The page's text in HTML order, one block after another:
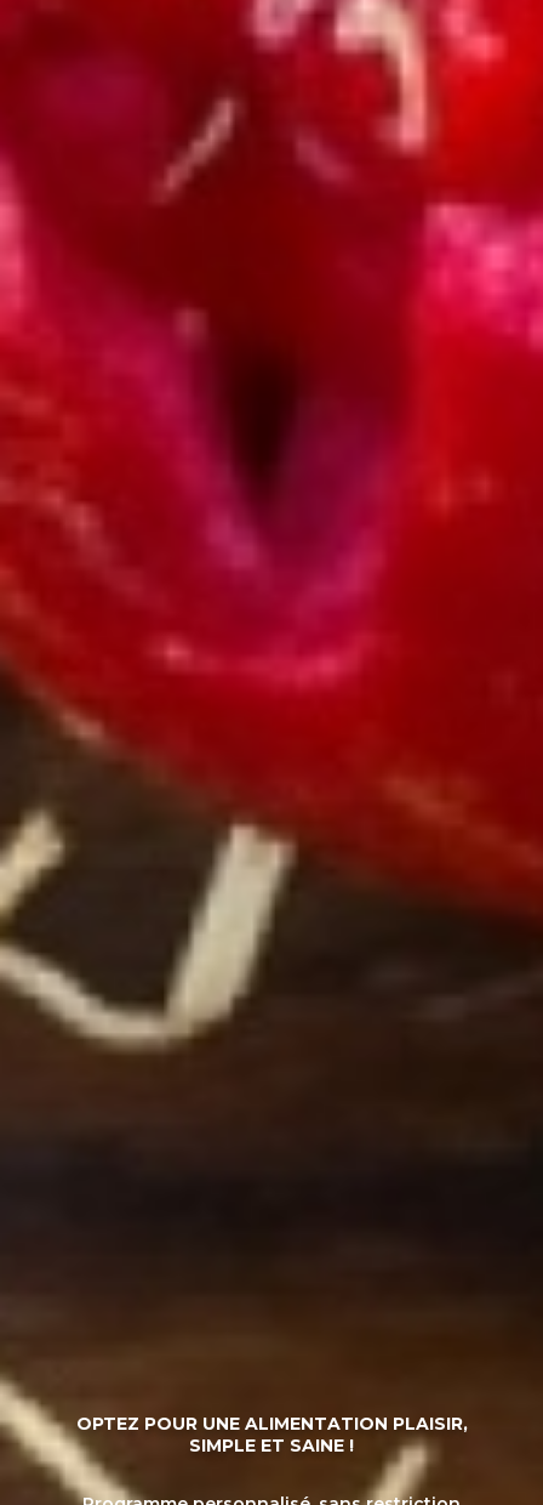
OPTEZ POUR UNE ALIMENTATION PLAISIR,
SIMPLE ET SAINE !